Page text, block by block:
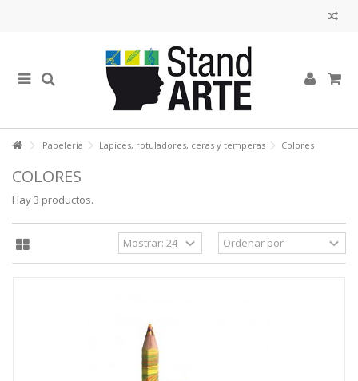
Papelería Lapices, rotuladores, ceras y temperas Colores
COLORES
Hay 3 productos.